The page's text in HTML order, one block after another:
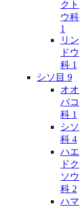
クト
ウ科
1
リン
ドウ
科 1
シソ目 9
オオ
バコ
科 1
シソ
科 4
ハエ
ドク
ソウ
科 2
ハマ